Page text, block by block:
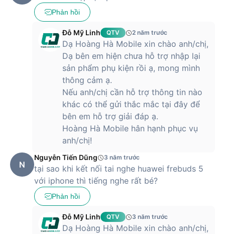
Phản hồi
Đỗ Mỹ Linh QTV 2 năm trước
Dạ Hoàng Hà Mobile xin chào anh/chị,
Dạ bên em hiện chưa hỗ trợ nhập lại
sản phẩm phụ kiện rồi ạ, mong mình
thông cảm ạ.
Nếu anh/chị cần hỗ trợ thông tin nào
khác có thể gửi thắc mắc tại đây để
bên em hỗ trợ giải đáp ạ.
Hoàng Hà Mobile hân hạnh phục vụ
anh/chị!
N
Nguyễn Tiến Dũng 3 năm trước
tại sao khi kết nối tai nghe huawei frebuds 5
với iphone thì tiếng nghe rất bé?
Phản hồi
Đỗ Mỹ Linh QTV 3 năm trước
Dạ Hoàng Hà Mobile xin chào anh/chị,